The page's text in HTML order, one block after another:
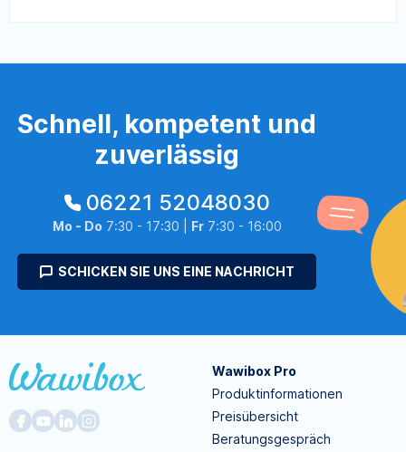
Schnell, kompetent und
zuverlässig
06221 52048030
Mo - Do 7:30 - 17:30 | Fr7:30 - 16:00
SCHICKEN SIE UNS EINE NACHRICHT
Wawibox Pro
Produktinformationen
Preisübersicht
Beratungsgespräch